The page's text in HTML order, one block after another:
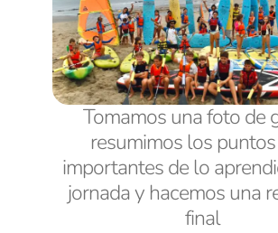
Tomamos una foto de
resumimos los
importantes de lo
jornada y hacemos una
final